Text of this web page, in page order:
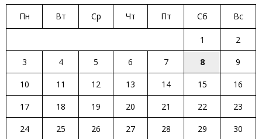
Пн Вт Ср Чт Пт Сб Вс
1
2
3
4 5 6 7 8
9
10
11 12 13 14 15
16
17
18 19 20 21 22
23
24
25 26 27 28 29
30